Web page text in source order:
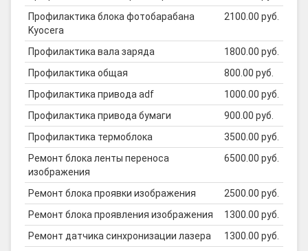
Профилактика блока фотобарабана
Kyocera
2100.00 руб.
Профилактика вала заряда
1800.00 руб.
Профилактика общая
800.00 руб.
Профилактика привода adf
1000.00 руб.
Профилактика привода бумаги
900.00 руб.
Профилактика термоблока
3500.00 руб.
Ремонт блока ленты переноса
изображения
6500.00 руб.
Ремонт блока проявки изображения
2500.00 руб.
Ремонт блока проявления изображения
1300.00 руб.
Ремонт датчика синхронизации лазера
1300.00 руб.